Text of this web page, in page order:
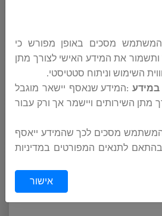
والكحول
המשתמש מסכים באופן מפורש כי
את המידע האישי לצורך מתן
השימוש וניתוח סטטיסטי.
במידע:המידע שנאסף יישאר מוגבל
מתן השירותים ויישמר אך ורק עבור
מסכים לכך שהמידע ייאסף
בהתאם לתנאים המפורטים במדיניות
המידע לא יועבר לצדדים שלישיים
במקרים של דרישות חוקיות או
ספקי שירותים חיצוניים
אישור